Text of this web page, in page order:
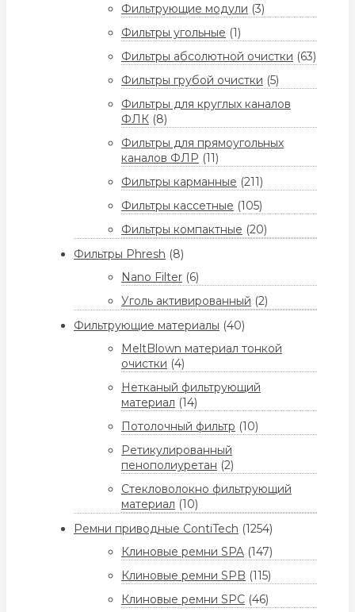
Фильтрующие модули (3)
Фильтры угольные (1)
Фильтры абсолютной очистки (63)
Фильтры грубой очистки (5)
Фильтры для круглых каналов
ФЛК (8)
Фильтры для прямоугольных
каналов ФЛР (11)
Фильтры карманные (211)
Фильтры кассетные (105)
Фильтры компактные (20)
Фильтры Phresh (8)
Nano Filter (6)
Уголь активированный (2)
Фильтрующие материалы (40)
MeltBlown материал тонкой
очистки (4)
Нетканый фильтрующий
материал (14)
Потолочный фильтр (10)
Ретикулированный
пенополиуретан (2)
Стекловолокно фильтрующий
материал (10)
Ремни приводные ContiTech (1254)
Клиновые ремни SPA (147)
Клиновые ремни SPB (115)
Клиновые ремни SPC (46)